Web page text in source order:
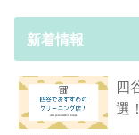
新着情報
四
選